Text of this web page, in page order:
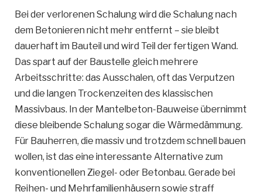
Bei der verlorenen Schalung wird die Schalung nach
dem Betonieren nicht mehr entfernt – sie bleibt
dauerhaft im Bauteil und wird Teil der fertigen Wand.
Das spart auf der Baustelle gleich mehrere
Arbeitsschritte: das Ausschalen, oft das Verputzen
und die langen Trockenzeiten des klassischen
Massivbaus. In der Mantelbeton-Bauweise übernimmt
diese bleibende Schalung sogar die Wärmedämmung.
Für Bauherren, die massiv und trotzdem schnell bauen
wollen, ist das eine interessante Alternative zum
konventionellen Ziegel- oder Betonbau. Gerade bei
Reihen- und Mehrfamilienhäusern sowie straff